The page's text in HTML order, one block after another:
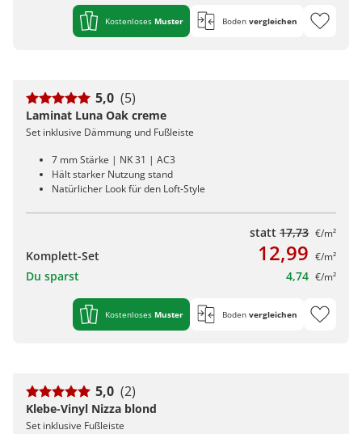
Kostenloses Muster Boden vergleichen
5,0 (5)
Laminat Luna Oak creme
Set inklusive Dämmung und Fußleiste
7 mm Stärke | NK 31 | AC3
Hält starker Nutzung stand
Natürlicher Look für den Loft-Style
statt 17,73 €/m²
Komplett-Set 12,99 €/m²
Du sparst 4,74 €/m²
Kostenloses Muster Boden vergleichen
5,0 (2)
Klebe-Vinyl Nizza blond
Set inklusive Fußleiste